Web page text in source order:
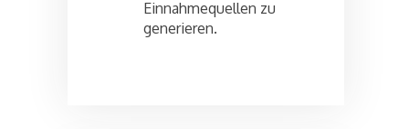
Einnahmequellen zu
generieren.